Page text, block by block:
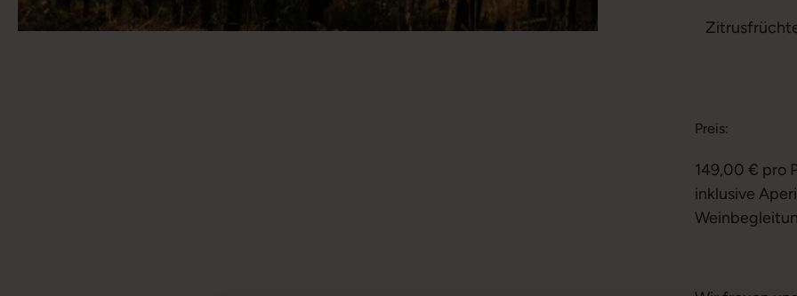
Preis:
149,00 € pro
inklusive